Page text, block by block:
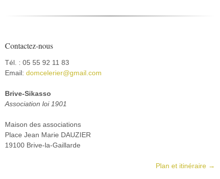
Contactez-nous
Tél. : 05 55 92 11 83
Email: domcelerier@gmail.com
Brive-Sikasso
Association loi 1901
Maison des associations
Place Jean Marie DAUZIER
19100 Brive-la-Gaillarde
Plan et itinéraire →